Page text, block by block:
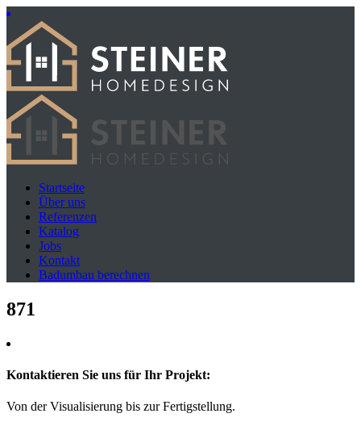
Startseite
Über uns
Referenzen
Katalog
Jobs
Kontakt
Badumbau berechnen
871
Kontaktieren Sie uns für Ihr Projekt:
Von der Visualisierung bis zur Fertigstellung.